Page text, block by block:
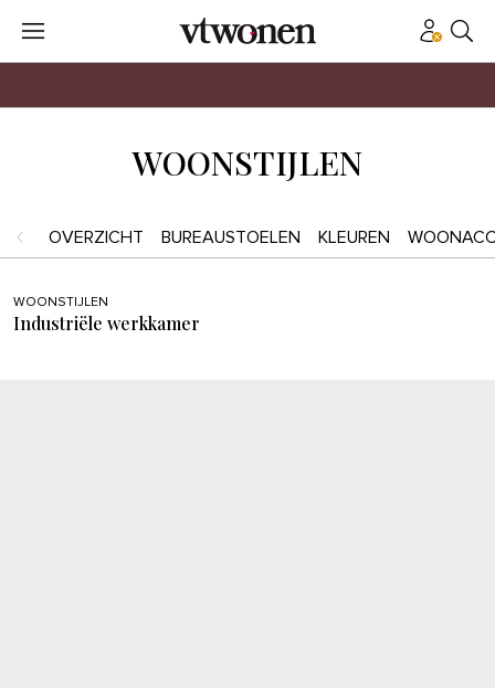
WOONSTIJLEN
OVERZICHT BUREAUSTOELEN KLEUREN
WOONSTIJLEN
Industriële werkkamer